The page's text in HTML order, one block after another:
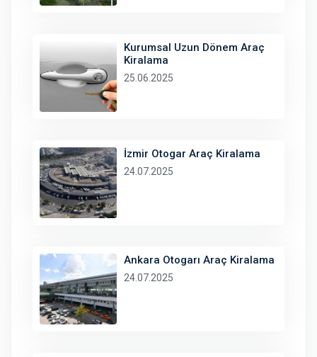
Kurumsal Uzun Dönem Araç
Kiralama
25.06.2025
İzmir Otogar Araç Kiralama
24.07.2025
Ankara Otogarı Araç Kiralama
24.07.2025